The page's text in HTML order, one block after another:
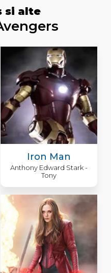
si alte
Iron Man
Anthony Edward Stark -
Tony